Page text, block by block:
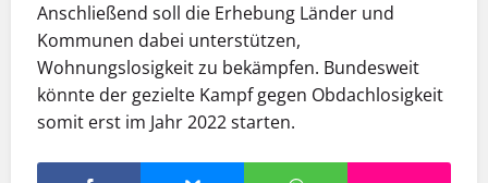
Anschließend soll die Erhebung Länder und
Kommunen dabei unterstützen,
Wohnungslosigkeit zu bekämpfen. Bundesweit
könnte der gezielte Kampf gegen Obdachlosigkeit
somit erst im Jahr 2022 starten.